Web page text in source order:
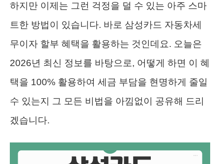
하지만 이제는 그런 걱정을 덜 수 있는 아주 스마
트한 방법이 있습니다. 바로 삼성카드 자동차세
무이자 할부 혜택을 활용하는 것인데요. 오늘은
2026년 최신 정보를 바탕으로, 어떻게 하면 이 혜
택을 100% 활용하여 세금 부담을 현명하게 줄일
수 있는지 그 모든 비법을 아낌없이 공유해 드리
겠습니다.